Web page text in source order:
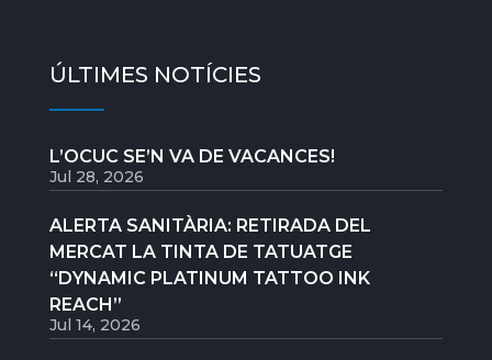
ÚLTIMES NOTÍCIES
L’OCUC SE’N VA DE VACANCES!
Jul 28, 2026
ALERTA SANITÀRIA: RETIRADA DEL
MERCAT LA TINTA DE TATUATGE
“DYNAMIC PLATINUM TATTOO INK
REACH”
Jul 14, 2026